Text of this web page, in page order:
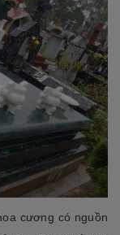
cương có nguồn